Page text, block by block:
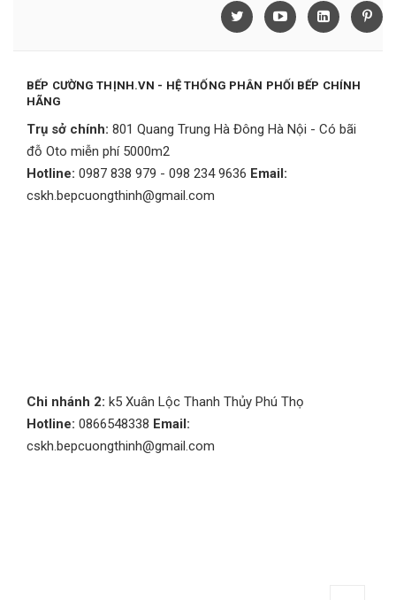
BẾP CƯỜNG THỊNH.VN - HỆ THỐNG PHÂN PHỐI BẾP CHÍNH
HÃNG
Trụ sở chính: 801 Quang Trung Hà Đông Hà Nội - Có bãi
đỗ Oto miễn phí 5000m2
Hotline: 0987 838 979 - 098 234 9636 Email:
cskh.bepcuongthinh@gmail.com
Chi nhánh 2: k5 Xuân Lộc Thanh Thủy Phú Thọ
Hotline: 0866548338 Email:
cskh.bepcuongthinh@gmail.com